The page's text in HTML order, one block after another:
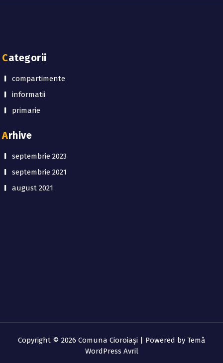
Categorii
compartimente
informatii
primarie
Arhive
septembrie 2023
septembrie 2021
august 2021
Copyright © 2026 Comuna Cioroiaşi | Powered by Temă
WordPress Avril